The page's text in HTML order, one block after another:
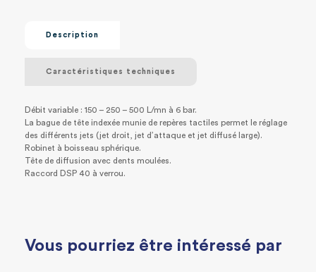
Description
Caractéristiques techniques
Débit variable : 150 – 250 – 500 L/mn à 6 bar.
La bague de tête indexée munie de repères tactiles permet le réglage
des différents jets (jet droit, jet d’attaque et jet diffusé large).
Robinet à boisseau sphérique.
Tête de diffusion avec dents moulées.
Raccord DSP 40 à verrou.
Vous pourriez être intéressé par